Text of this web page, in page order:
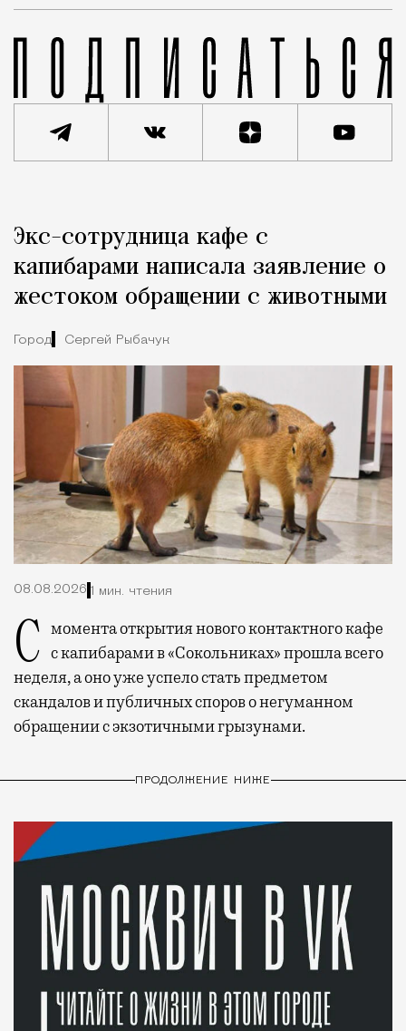
Город
Экс-сотрудница кафе с
капибарами написала заявление о
жестоком обращении с животными
Город Сергей Рыбачук
08.08.2026 1 мин. чтения
С момента открытия нового контактного кафе с капибарами в «Сокольниках» прошла всего
неделя, а оно уже успело стать предметом
скандалов и публичных споров о негуманном
обращении с экзотичными грызунами.
ПРОДОЛЖЕНИЕ НИЖЕ